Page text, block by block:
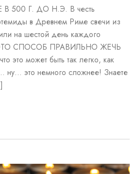
500 Г. ДО Н.Э. В честь
в Древнем Риме свечи из
на шестой день каждого
ЭТО СПОСОБ ПРАВИЛЬНО ЖЕЧЬ
это может быть так легко, как
ну… это немного сложнее! Знаете